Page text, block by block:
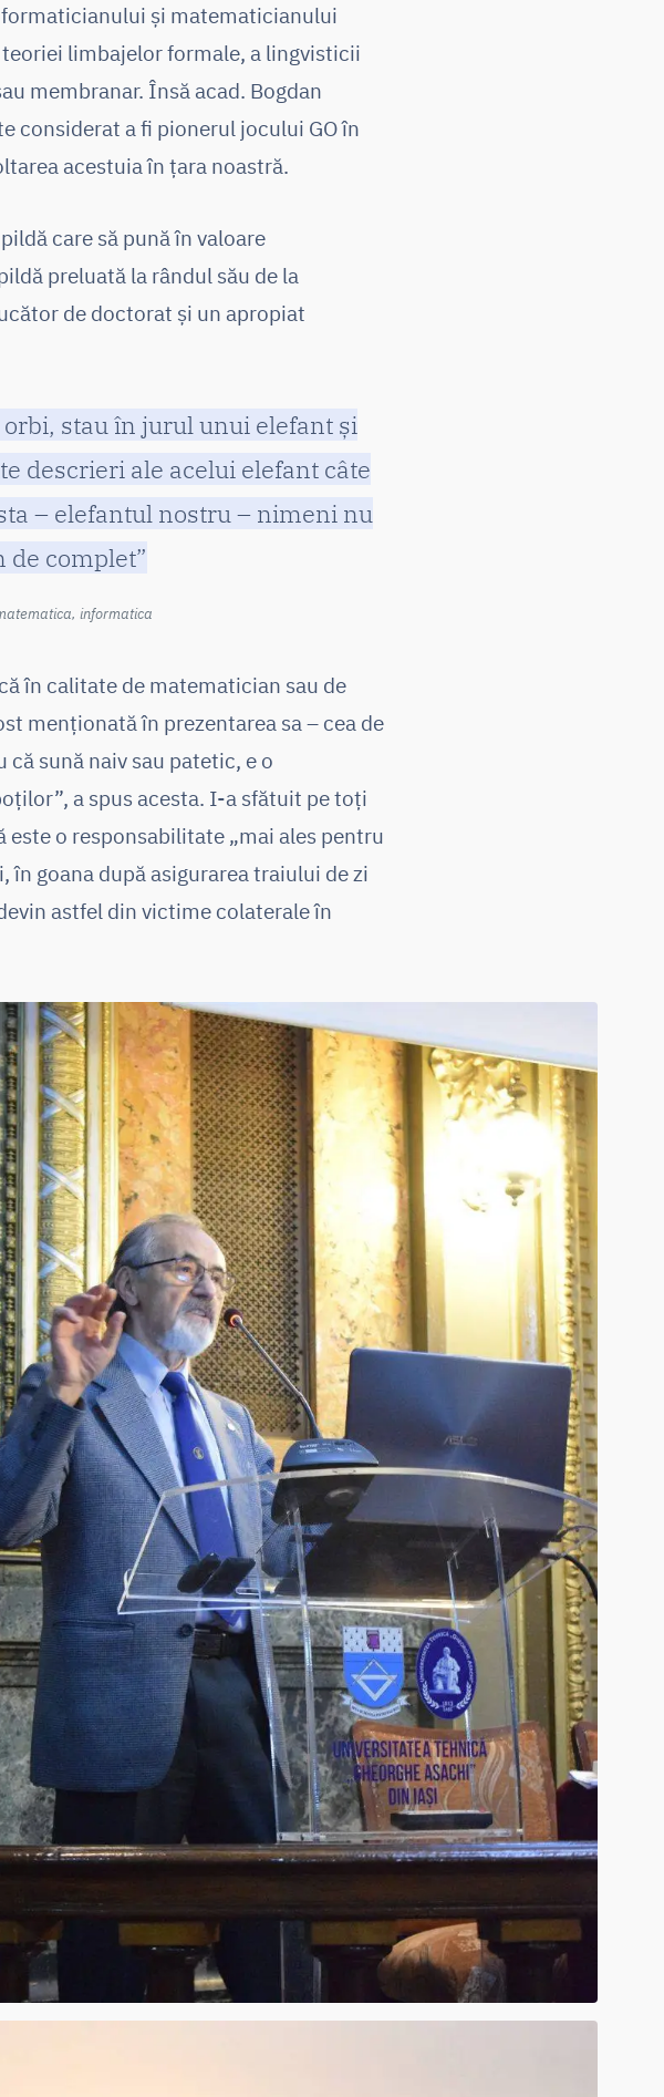
și matematicianului
limbajelor formale, a lingvisticii
membranar. Însă acad. Bogdan
considerat a fi pionerul jocului GO în
acestuia în țara noastră.
care să pună în valoare
preluată la rândul său de la
de doctorat și un apropiat
stau în jurul unui elefant și
descrieri ale acelui elefant câte
– elefantul nostru – nimeni nu
de complet”
informatica
în calitate de matematician sau de
menționată în prezentarea sa – cea de
sună naiv sau patetic, e o
a spus acesta. I-a sfătuit pe toți
este o responsabilitate „mai ales pentru
în goana după asigurarea traiului de zi
astfel din victime colaterale în